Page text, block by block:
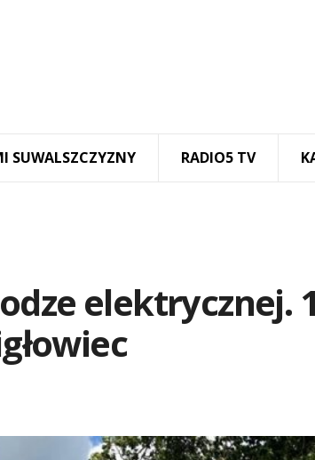
SUWALSZCZYZNY RADIO5 TV
elektrycznej.